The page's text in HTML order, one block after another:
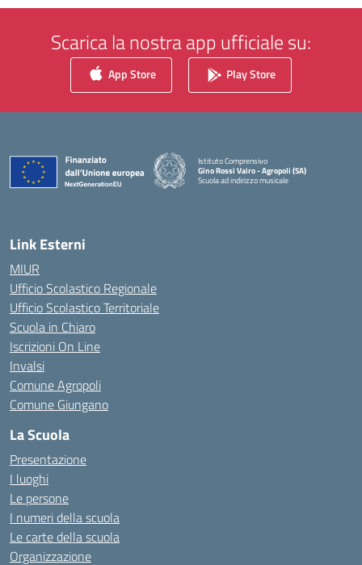
Scarica la nostra app ufficiale su:
App Store Play Store
Istituto Comprensivo
Gino Rossi Vairo - Agropoli (SA)
Scuola ad indirizzo musicale
Link Esterni
MIUR
Ufficio Scolastico Regionale
Ufficio Scolastico Territoriale
Scuola in Chiaro
Iscrizioni On Line
Invalsi
Comune Agropoli
Comune Giungano
La Scuola
Presentazione
I luoghi
Le persone
I numeri della scuola
Le carte della scuola
Organizzazione